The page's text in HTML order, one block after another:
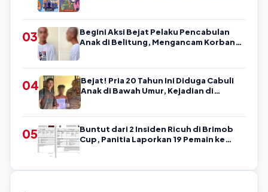
03
Begini Aksi Bejat Pelaku Pencabulan
Anak di Belitung, Mengancam Korban
04
Bejat! Pria 20 Tahun Ini Diduga Cabuli
Anak di Bawah Umur, Kejadian di
05
Buntut dari 2 Insiden Ricuh di Brimob
Cup, Panitia Laporkan 19 Pemain ke